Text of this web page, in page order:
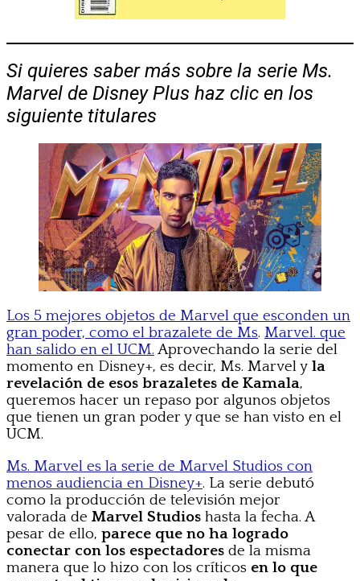
Si quieres saber más sobre la serie Ms.
Marvel de Disney Plus haz clic en los
siguiente titulares
Los 5 mejores objetos de Marvel que esconden un
gran poder, como el brazalete de Ms. Marvel. que
han salido en el UCM. Aprovechando la serie del
momento en Disney+, es decir, Ms. Marvel y la
revelación de esos brazaletes de Kamala,
queremos hacer un repaso por algunos objetos
que tienen un gran poder y que se han visto en el
UCM.
Ms. Marvel es la serie de Marvel Studios con
menos audiencia en Disney+. La serie debutó
como la producción de televisión mejor
valorada de Marvel Studios hasta la fecha. A
pesar de ello, parece que no ha logrado
conectar con los espectadores de la misma
manera que lo hizo con los críticos en lo que